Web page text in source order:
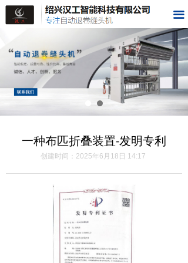
끀
首页
样品展示
视频展示
荣誉资质
科技成果
在线留言
一种布匹折叠装置-发明专利
创建时间： 2025年6月18日 14:17